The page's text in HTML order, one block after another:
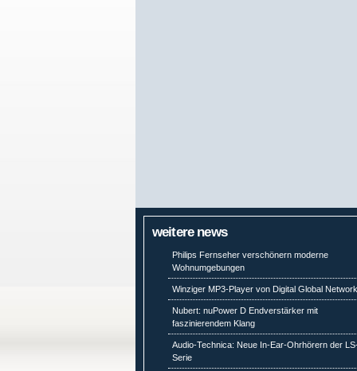
weitere news
Philips Fernseher verschönern moderne
Wohnumgebungen
Winziger MP3-Player von Digital Global
Nubert: nuPower D Endverstärker mit
faszinierendem Klang
Audio-Technica: Neue In-Ear-Ohrhörern der
Serie